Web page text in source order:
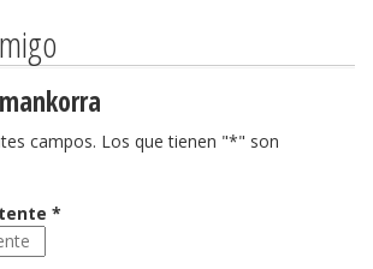
campos. Los que tienen "*" son
*